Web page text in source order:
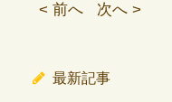
< 前へ 次へ >
最新記事